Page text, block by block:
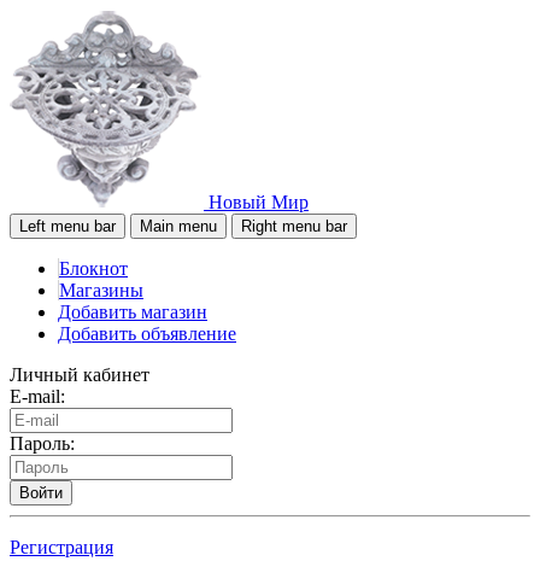
Новый Мир
Left menu bar Main menu Right menu bar
Блокнот
Магазины
Добавить магазин
Добавить объявление
Личный кабинет
E-mail:
Пароль:
Войти
Регистрация